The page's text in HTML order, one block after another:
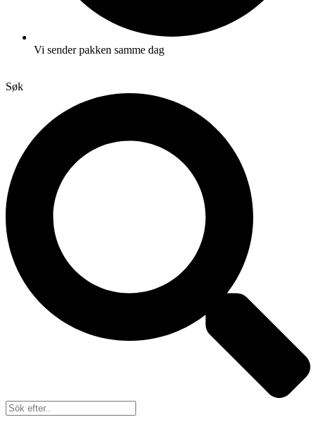
Vi sender pakken samme dag
Søk